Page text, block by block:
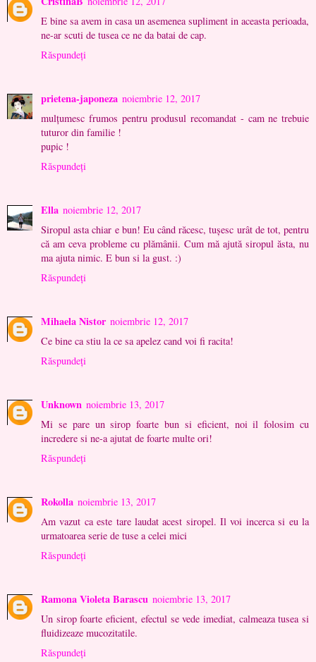
E bine sa avem in casa un asemenea supliment in aceasta perioada,
ne-ar scuti de tusea ce ne da batai de cap.
Răspundeți
prietena-japoneza noiembrie 12, 2017
mulţumesc frumos pentru produsul recomandat - cam ne trebuie
tuturor din familie !
pupic !
Răspundeți
Ella noiembrie 12, 2017
Siropul asta chiar e bun! Eu când răcesc, tușesc urât de tot, pentru
că am ceva probleme cu plămânii. Cum mă ajută siropul ăsta, nu
ma ajuta nimic. E bun si la gust. :)
Răspundeți
Mihaela Nistor noiembrie 12, 2017
Ce bine ca stiu la ce sa apelez cand voi fi racita!
Răspundeți
Unknown noiembrie 13, 2017
Mi se pare un sirop foarte bun si eficient, noi il folosim cu
incredere si ne-a ajutat de foarte multe ori!
Răspundeți
Rokolla noiembrie 13, 2017
Am vazut ca este tare laudat acest siropel. Il voi incerca si eu la
urmatoarea serie de tuse a celei mici
Răspundeți
Ramona Violeta Barascu noiembrie 13, 2017
Un sirop foarte eficient, efectul se vede imediat, calmeaza tusea si
fluidizeaze mucozitatile.
Răspundeți